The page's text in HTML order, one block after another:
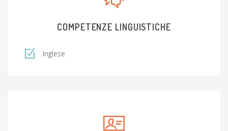
COMPETENZE LINGUISTICHE
Inglese